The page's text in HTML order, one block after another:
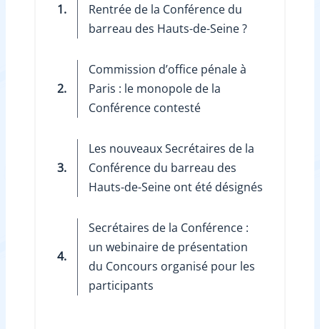
1.
Rentrée de la Conférence du
barreau des Hauts-de-Seine ?
2.
Commission d’office pénale à
Paris : le monopole de la
Conférence contesté
3.
Les nouveaux Secrétaires de la
Conférence du barreau des
Hauts-de-Seine ont été désignés
4.
Secrétaires de la Conférence :
un webinaire de présentation
du Concours organisé pour les
participants